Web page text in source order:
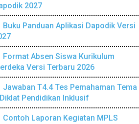
2027
Buku Panduan Aplikasi Dapodik Versi
Format Absen Siswa Kurikulum
Versi Terbaru 2026
Jawaban T4.4 Tes Pemahaman Tema
Pendidikan Inklusif
Contoh Laporan Kegiatan MPLS